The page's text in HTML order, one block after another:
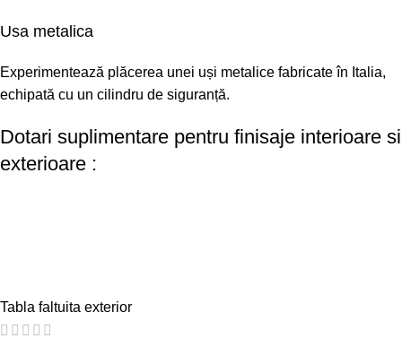
Dotari suplimentare pentru finisaje interioare si
exterioare :
Tabla faltuita exterior
Usa metalica
Experimentează plăcerea unei uși metalice fabricate în Italia,
echipată cu un cilindru de siguranță.